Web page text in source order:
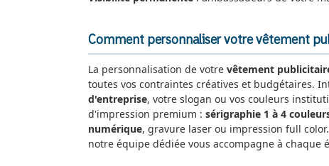
Comment personnaliser votre vêtement
La personnalisation de votre vêtement
toutes vos contraintes créatives et budgétaires.
d'entreprise, votre slogan ou vos couleurs
d'impression premium : sérigraphie 1 à 4
numérique, gravure laser ou impression full
notre équipe dédiée vous accompagne à chaque